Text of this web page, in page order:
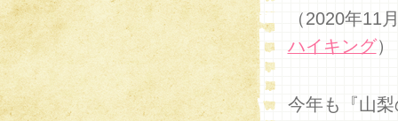
（2020年11
ハイキング）
今年も『山